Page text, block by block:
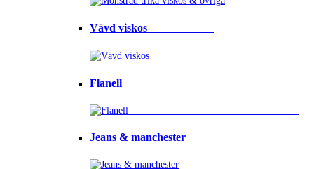
Vävd viskos⠀⠀⠀⠀⠀⠀⠀⠀
Flanell
Jeans & manchester